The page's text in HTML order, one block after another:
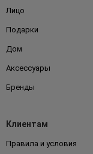
Лицо
Подарки
Дом
Аксессуары
Бренды
Клиентам
Правила и условия